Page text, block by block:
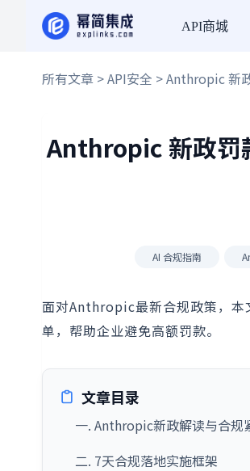
API商城
所有文章 >API安全 > Anthropic 新
Anthropic 新政罚
AI 合规指南
面对Anthropic最新合规政策，本
单，帮助企业避免高额罚款。
文章目录
一. Anthropic新政解读与合规
二. 7天合规落地实施框架